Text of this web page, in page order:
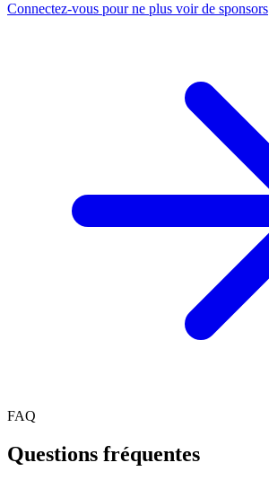
Connectez-vous pour ne plus voir de sponsors
FAQ
Questions fréquentes